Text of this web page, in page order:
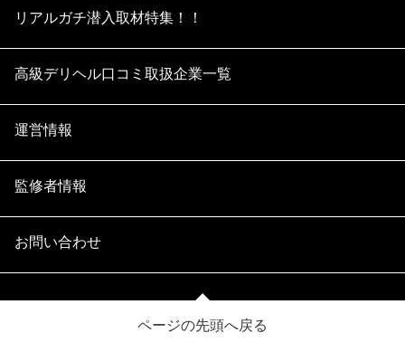
リアルガチ潜入取材特集！！
高級デリヘル口コミ取扱企業一覧
運営情報
監修者情報
お問い合わせ
ページの先頭へ戻る